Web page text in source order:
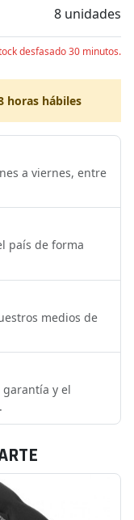
8 unidades
desfasado 30 minutos.
horas hábiles
a viernes, entre
país de forma
medios de
y el